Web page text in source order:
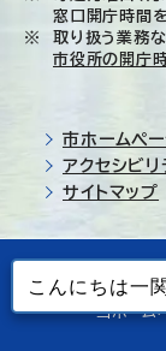
窓口開庁時間
取り扱う業務な
市役所の開庁
市ホームペ
アクセシビリ
サイトマップ
©
当ホーム